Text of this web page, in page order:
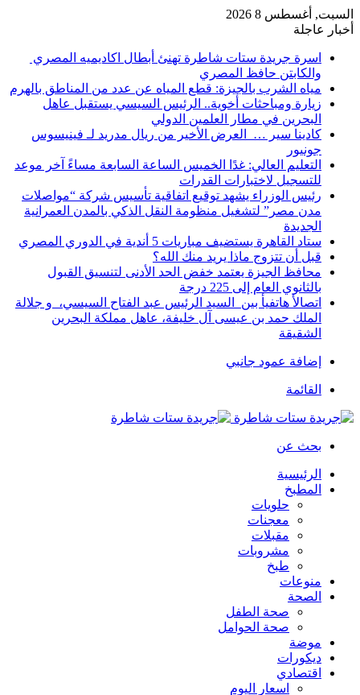
السبت, أغسطس 8 2026
أخبار عاجلة
اسرة جريدة ستات شاطرة تهنئ أبطال اكاديميه المصري
والكابتن حافظ المصري
مياه الشرب بالجيزة: قطع المياه عن عدد من المناطق بالهرم
زيارة ومباحثات أخوية.. الرئيس السيسي يستقبل عاهل
البحرين في مطار العلمين الدولي
كادينا سير … العرض الأخير من ريال مدريد لـ فينيسوس
جونيور
التعليم العالي: غدًا الخميس الساعة السابعة مساءً آخر موعد
للتسجيل لاختبارات القدرات
رئيس الوزراء يشهد توقيع اتفاقية تأسيس شركة “مواصلات
مدن مصر” لتشغيل منظومة النقل الذكي بالمدن العمرانية
الجديدة
ستاد القاهرة يستضيف مباريات 5 أندية في الدوري المصري
قبل أن تتزوج ماذا يريد منك الله؟
محافظ الجيزة يعتمد خفض الحد الأدنى لتنسيق القبول
بالثانوي العام إلى 225 درجة
اتصالأ هاتفيأ بين السيد الرئيس عبد الفتاح السيسي، و جلالة
الملك حمد بن عيسى آل خليفة، عاهل مملكة البحرين
الشقيقة
إضافة عمود جانبي
القائمة
بحث عن
الرئيسية
المطبخ
حلويات
معجنات
مقبلات
مشروبات
طبخ
منوعات
الصحة
صحة الطفل
صحة الحوامل
موضة
ديكورات
اقتصادي
اسعار اليوم